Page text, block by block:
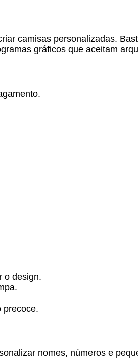
camisas personalizadas.
gráficos que aceitam
o design.
precoce.
nomes, números e